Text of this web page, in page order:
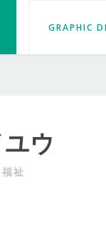
GRAPHIC
ウ
福祉